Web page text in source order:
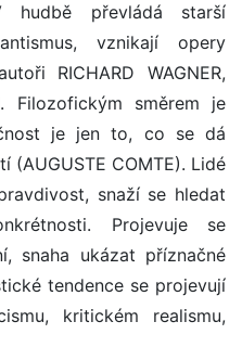
hudbě převládá starší
vznikají opery
RICHARD WAGNER,
Filozofickým směrem je
je jen to, co se dá
(AUGUSTE COMTE). Lidé
snaží se hledat
Projevuje se
snaha ukázat příznačné
tendence se projevují
kritickém realismu,